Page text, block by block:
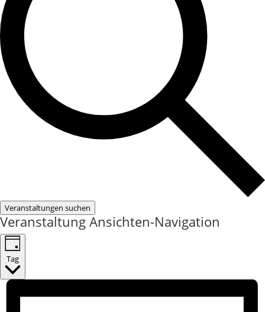
Veranstaltungen suchen
Veranstaltung Ansichten-Navigation
Tag